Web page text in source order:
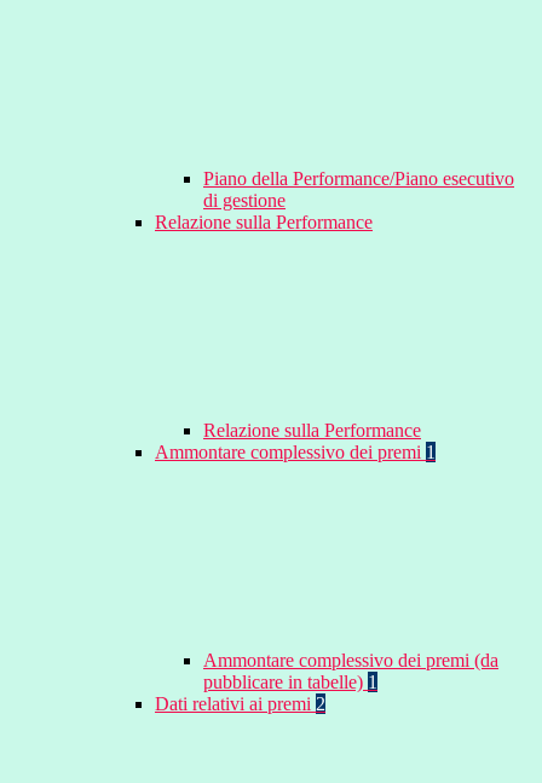
Piano della Performance/Piano esecutivo
di gestione
Relazione sulla Performance
Relazione sulla Performance
Ammontare complessivo dei premi 1
Ammontare complessivo dei premi (da
pubblicare in tabelle) 1
Dati relativi ai premi 2